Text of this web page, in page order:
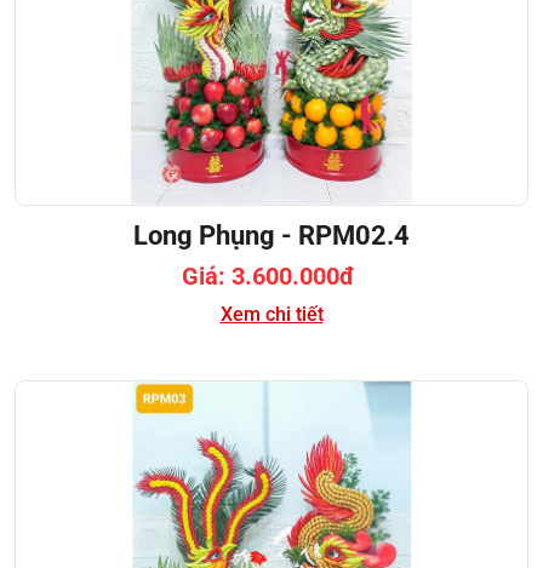
Long Phụng - RPM02.4
Giá: 3.600.000đ
Xem chi tiết